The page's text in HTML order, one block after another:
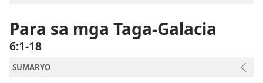
Para sa mga Taga-Galacia
6:1-18
SUMARYO